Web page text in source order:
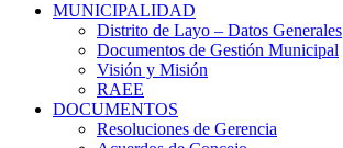
MUNICIPALIDAD
Distrito de Layo – Datos Generales
Documentos de Gestión Municipal
Visión y Misión
RAEE
DOCUMENTOS
Resoluciones de Gerencia